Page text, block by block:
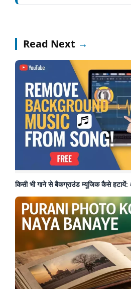
Read Next →
किसी भी गाने से बैकग्राउंड म्यूजिक कैसे हटायें: